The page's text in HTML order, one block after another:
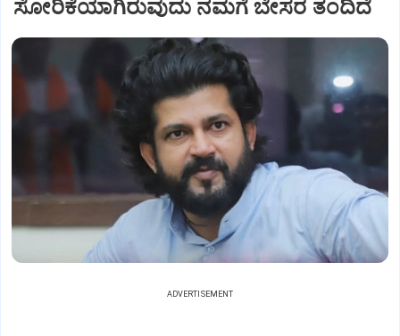
ಸೋರಿಕೆಯಾಗಿರುವುದು ನಮಗೆ ಬೇಸರ ತಂದಿದೆ
ADVERTISEMENT